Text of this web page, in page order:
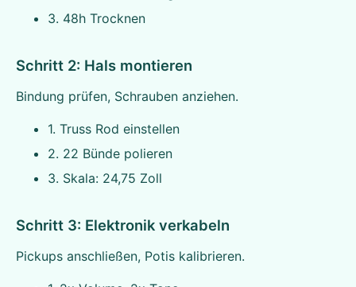
3. 48h Trocknen
Schritt 2: Hals montieren
Bindung prüfen, Schrauben anziehen.
1. Truss Rod einstellen
2. 22 Bünde polieren
3. Skala: 24,75 Zoll
Schritt 3: Elektronik verkabeln
Pickups anschließen, Potis kalibrieren.